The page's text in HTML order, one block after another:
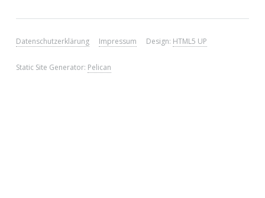
Datenschutzerklärung Impressum Design: HTML5 UP
Static Site Generator: Pelican